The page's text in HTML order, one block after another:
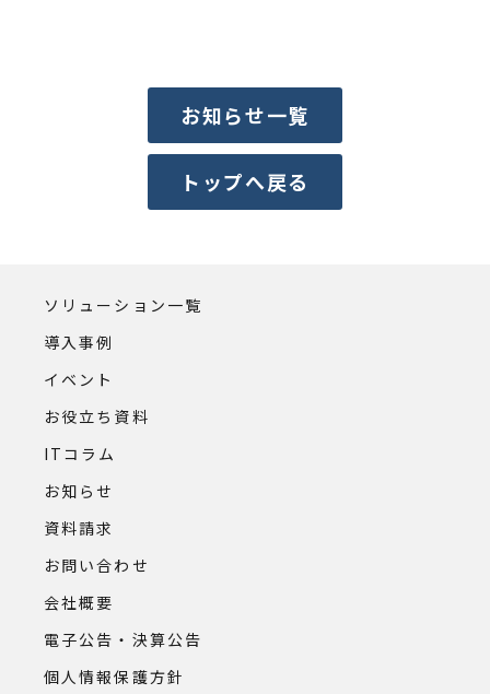
お知らせ一覧
トップへ戻る
ソリューション一覧
導入事例
イベント
お役立ち資料
ITコラム
お知らせ
資料請求
お問い合わせ
会社概要
電子公告・決算公告
個人情報保護方針